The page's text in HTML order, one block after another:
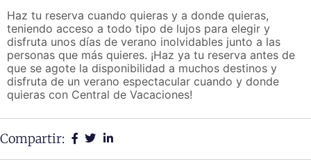
Haz tu reserva cuando quieras y a donde quieras,
teniendo acceso a todo tipo de lujos para elegir y
disfruta unos días de verano inolvidables junto a las
personas que más quieres. ¡Haz ya tu reserva antes de
que se agote la disponibilidad a muchos destinos y
disfruta de un verano espectacular cuando y donde
quieras con Central de Vacaciones!
Compartir: